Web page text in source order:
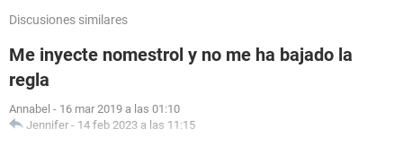
Discusiones similares
Me inyecte nomestrol y no me ha bajado la
regla
Annabel - 16 mar 2019 a las 01:10
Jennifer - 14 feb 2023 a las 11:15